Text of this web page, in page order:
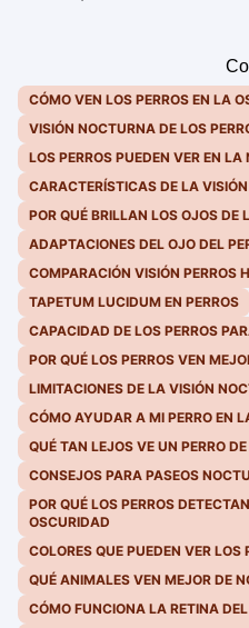
CÓMO VEN LOS PERROS EN LA
VISIÓN NOCTURNA DE LOS
LOS PERROS PUEDEN VER EN LA
CARACTERÍSTICAS DE LA
POR QUÉ BRILLAN LOS OJOS DE
ADAPTACIONES DEL OJO DEL
COMPARACIÓN VISIÓN PERROS
TAPETUM LUCIDUM EN PERROS
CAPACIDAD DE LOS PERROS
POR QUÉ LOS PERROS VEN
LIMITACIONES DE LA VISIÓN
CÓMO AYUDAR A MI PERRO EN
QUÉ TAN LEJOS VE UN PERRO
CONSEJOS PARA PASEOS
POR QUÉ LOS PERROS
OSCURIDAD
COLORES QUE PUEDEN VER LOS
QUÉ ANIMALES VEN MEJOR DE
CÓMO FUNCIONA LA RETINA DEL